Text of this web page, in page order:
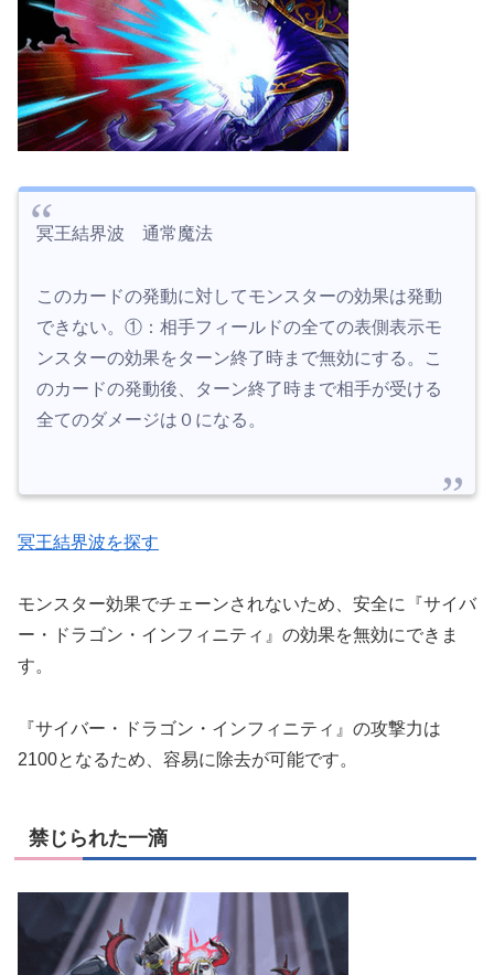
冥王結界波 通常魔法
このカードの発動に対してモンスターの効果は発動
できない。①：相手フィールドの全ての表側表示モ
ンスターの効果をターン終了時まで無効にする。こ
のカードの発動後、ターン終了時まで相手が受ける
全てのダメージは０になる。
冥王結界波を探す
モンスター効果でチェーンされないため、安全に『サイバ
ー・ドラゴン・インフィニティ』の効果を無効にできま
す。
『サイバー・ドラゴン・インフィニティ』の攻撃力は
2100となるため、容易に除去が可能です。
禁じられた一滴